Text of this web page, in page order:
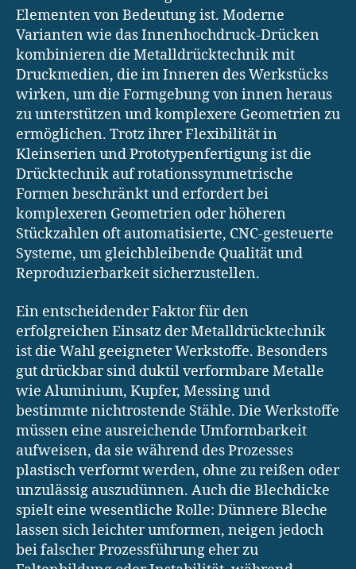
Elementen von Bedeutung ist. Moderne
Varianten wie das Innenhochdruck-Drücken
kombinieren die Metalldrücktechnik mit
Druckmedien, die im Inneren des Werkstücks
wirken, um die Formgebung von innen heraus
zu unterstützen und komplexere Geometrien zu
ermöglichen. Trotz ihrer Flexibilität in
Kleinserien und Prototypenfertigung ist die
Drücktechnik auf rotationssymmetrische
Formen beschränkt und erfordert bei
komplexeren Geometrien oder höheren
Stückzahlen oft automatisierte, CNC-gesteuerte
Systeme, um gleichbleibende Qualität und
Reproduzierbarkeit sicherzustellen.
Ein entscheidender Faktor für den
erfolgreichen Einsatz der Metalldrücktechnik
ist die Wahl geeigneter Werkstoffe. Besonders
gut drückbar sind duktil verformbare Metalle
wie Aluminium, Kupfer, Messing und
bestimmte nichtrostende Stähle. Die Werkstoffe
müssen eine ausreichende Umformbarkeit
aufweisen, da sie während des Prozesses
plastisch verformt werden, ohne zu reißen oder
unzulässig auszudünnen. Auch die Blechdicke
spielt eine wesentliche Rolle: Dünnere Bleche
lassen sich leichter umformen, neigen jedoch
bei falscher Prozessführung eher zu